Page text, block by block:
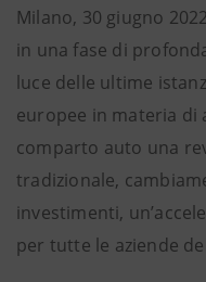
Milano, 30 giugno
in una fase di
luce delle ultime
europee in materia di
comparto auto una
tradizionale,
investimenti,
per tutte le aziende